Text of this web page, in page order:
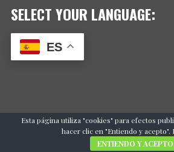
SELECT YOUR LANGUAGE:
ES
Esta página utiliza "cookies" para efectos
hacer clic en "Entiendo y acepto".
ENTIENDO Y ACEPTO